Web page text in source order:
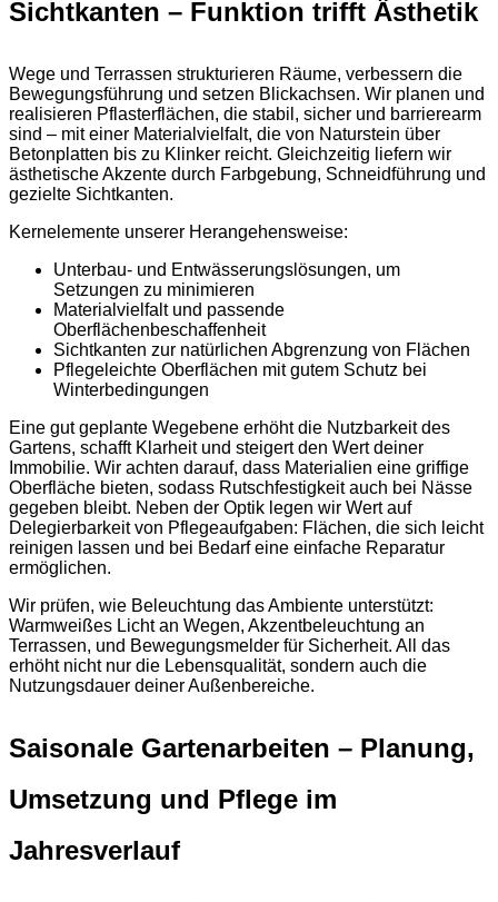
Sichtkanten – Funktion trifft Ästhetik
Wege und Terrassen strukturieren Räume, verbessern die
Bewegungsführung und setzen Blickachsen. Wir planen und
realisieren Pflasterflächen, die stabil, sicher und barrierearm
sind – mit einer Materialvielfalt, die von Naturstein über
Betonplatten bis zu Klinker reicht. Gleichzeitig liefern wir
ästhetische Akzente durch Farbgebung, Schneidführung und
gezielte Sichtkanten.
Kernelemente unserer Herangehensweise:
Unterbau- und Entwässerungslösungen, um
Setzungen zu minimieren
Materialvielfalt und passende
Oberflächenbeschaffenheit
Sichtkanten zur natürlichen Abgrenzung von Flächen
Pflegeleichte Oberflächen mit gutem Schutz bei
Winterbedingungen
Eine gut geplante Wegebene erhöht die Nutzbarkeit des
Gartens, schafft Klarheit und steigert den Wert deiner
Immobilie. Wir achten darauf, dass Materialien eine griffige
Oberfläche bieten, sodass Rutschfestigkeit auch bei Nässe
gegeben bleibt. Neben der Optik legen wir Wert auf
Delegierbarkeit von Pflegeaufgaben: Flächen, die sich leicht
reinigen lassen und bei Bedarf eine einfache Reparatur
ermöglichen.
Wir prüfen, wie Beleuchtung das Ambiente unterstützt:
Warmweißes Licht an Wegen, Akzentbeleuchtung an
Terrassen, und Bewegungsmelder für Sicherheit. All das
erhöht nicht nur die Lebensqualität, sondern auch die
Nutzungsdauer deiner Außenbereiche.
Saisonale Gartenarbeiten – Planung,
Umsetzung und Pflege im
Jahresverlauf